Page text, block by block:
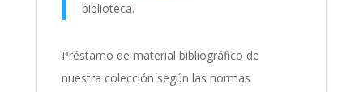
biblioteca.
Préstamo de material bibliográfico de
nuestra colección según las normas